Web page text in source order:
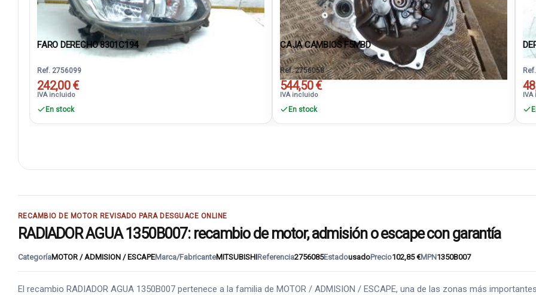
FARO DERECHO 8301C194
Ref. 2756099
242,00 €
IVA incluido
En stock
CAJA CAMBIOS F5MBD
Ref. 2756058
544,50 €
IVA incluido
En stock
RECAMBIO DE MOTOR REVISADO PARA DESGUACE ONLINE
RADIADOR AGUA 1350B007: recambio de motor, admisión o escape con garantía
CategoríaMOTOR / ADMISION / ESCAPEMarca/FabricanteMITSUBISHIReferencia2756085EstadousadoPrecio102,85 €MPN1350B007
El recambio RADIADOR AGUA 1350B007 pertenece a la familia de MOTOR / ADMISION / ESCAPE, una de las zonas más